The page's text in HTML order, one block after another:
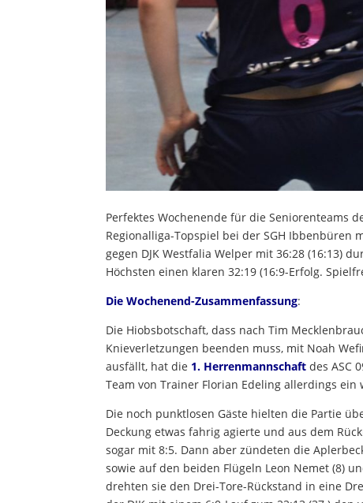
Perfektes Wochenende für die Seniorenteams
Regionalliga-Topspiel bei der SGH Ibbenbüren
gegen DJK Westfalia Welper mit 36:28 (16:13)
Höchsten einen klaren 32:19 (16:9-Erfolg.
Die Wochenend-Zusammenfassung:
Die Hiobsbotschaft, dass nach Tim
Knieverletzungen beenden muss, mit Noah
ausfällt, hat die 1. Herrenmannschaft des ASC
Team von Trainer Florian Edeling allerdings
Die noch punktlosen Gäste hielten die Partie
Deckung etwas fahrig agierte und aus dem
sogar mit 8:5. Dann aber zündeten die
sowie auf den beiden Flügeln Leon Nemet (8)
drehten sie den Drei-Tore-Rückstand in eine